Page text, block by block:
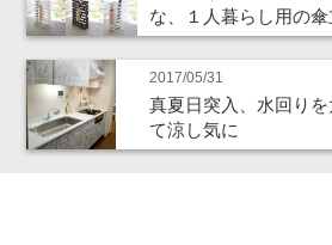
な、１人暮らし用の傘
2017/05/31
真夏日突入、水回り
て涼し気に